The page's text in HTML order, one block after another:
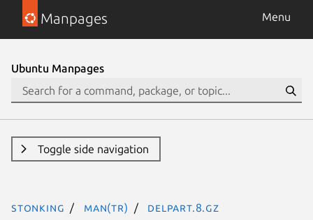
Manpages Menu
Ubuntu Manpages
Toggle side navigation
stonking man(tr) delpart.8.gz